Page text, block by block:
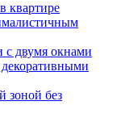
квартире
с двумя окнами
зоной без